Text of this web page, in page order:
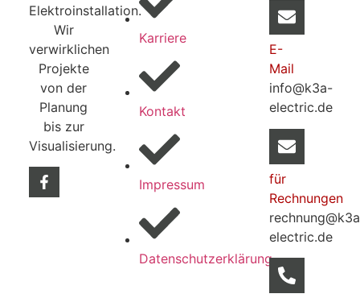
Elektroinstallation.
Wir
verwirklichen
Projekte
von der
Planung
bis zur
Visualisierung.
Karriere
Kontakt
Impressum
Datenschutzerklärung
E-
Mail
info@k3a-
electric.de
für
Rechnungen
electric.de